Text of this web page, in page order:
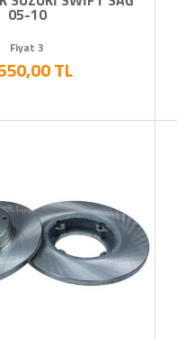
05-10
Fiyat 3
TL